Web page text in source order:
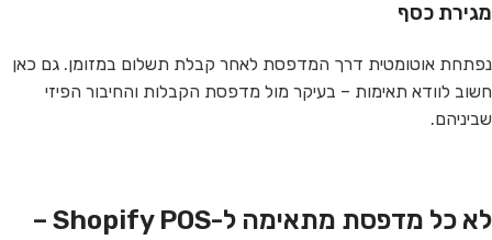
מגירת כסף
נפתחת אוטומטית דרך המדפסת לאחר קבלת תשלום במזומן. גם כאן
חשוב לוודא תאימות – בעיקר מול מדפסת הקבלות והחיבור הפיזי
שביניהם.
לא כל מדפסת מתאימה ל-Shopify POS –